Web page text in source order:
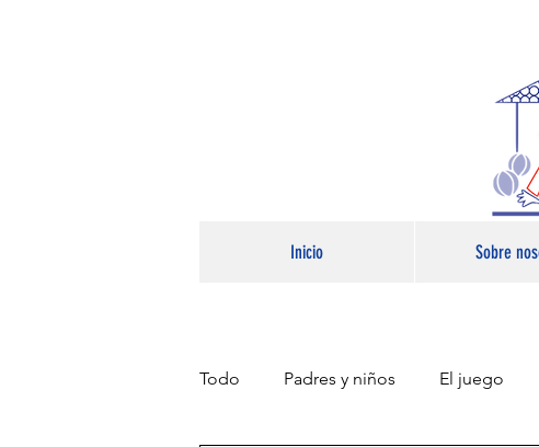
Inicio Sobre
Todo Padres y niños El juego